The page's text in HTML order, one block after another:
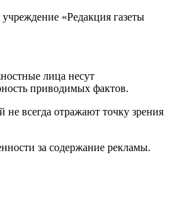
«Редакция газеты
лица несут
приводимых фактов.
всегда отражают точку зрения
за содержание рекламы.